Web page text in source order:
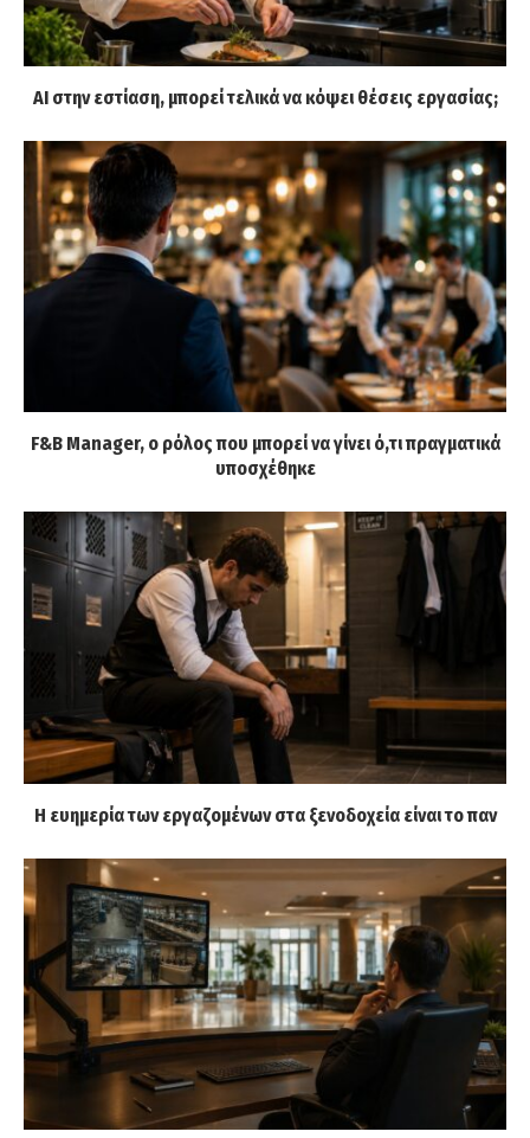
AI στην εστίαση, μπορεί τελικά να κόψει θέσεις εργασίας;
F&B Manager, ο ρόλος που μπορεί να γίνει ό,τι πραγματικά
υποσχέθηκε
Η ευημερία των εργαζομένων στα ξενοδοχεία είναι το παν